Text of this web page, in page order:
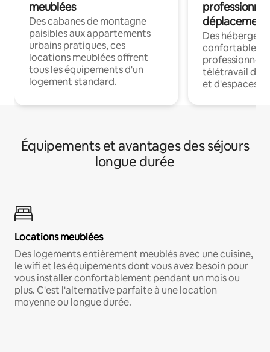
meublées
Des cabanes de montagne
paisibles aux appartements
urbains pratiques, ces
locations meublées offrent
tous les équipements d'un
logement standard.
déplacement
Des
confortables
professionnels
télétravail
et d'espaces
Équipements et avantages des séjours
longue durée
Locations meublées
Des logements entièrement meublés avec une cuisine,
le wifi et les équipements dont vous avez besoin pour
vous installer confortablement pendant un mois ou
plus. C'est l'alternative parfaite à une location
moyenne ou longue durée.